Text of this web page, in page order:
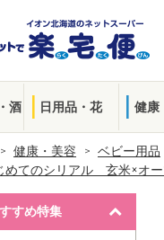
酒 日用品・花 健康
健康・美容 ベビー用品
てのシリアル 玄米×オ
すめ特集